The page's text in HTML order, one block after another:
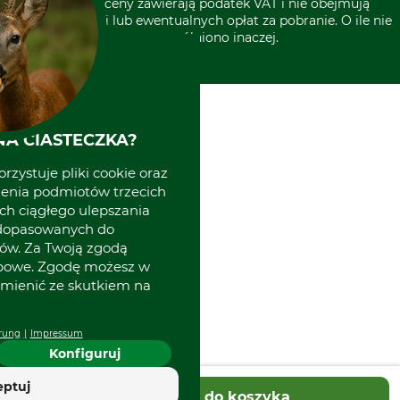
* Wszystkie ceny zawierają podatek VAT i nie obejmują
kosztów wysyłki lub ewentualnych opłat za pobranie. O ile nie
wyszczególniono inaczej.
CIASTECZKA?
pliki cookie oraz
podmiotów trzecich
ciągłego ulepszania
do
Za Twoją zgodą
Zgodę możesz w
ze skutkiem na
Impressum
Konfiguruj